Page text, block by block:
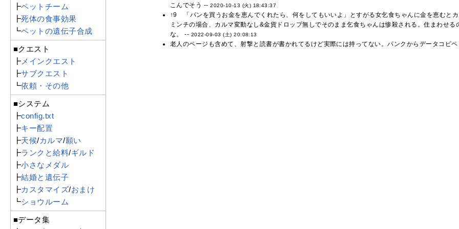
こんでそう --2020-10-13 (火) 18:43:37
↑9 「パンを買うお金を恵んでくれたら、何をしてもいいよ」とすがる女乞食ちゃんに金を恵むと
ミンチの場合、カルマ変動なし&金貨ドロップ無しでそのまま乞食ちゃんは惨殺される。住まわせ
な。 -- 2022-09-03 (土) 20:08:13
老人のページも含めて、射撃と読書が書かれてるけど実際には持ってない。パンクからデータコピ
┣ペットチーム
┣死体の食事効果
┗ペットの遺伝子合成
■クエスト
┣ メインクエスト
┣サブクエスト
┗依頼・その他
■システム
┣config.txt
┣キー配置
┣天候/カルマ/願い
┣ランクと給料/ギルド
┣小さなメダル
┣結婚と遺伝子
┣カスタマイズ/おまけ
┗ショウルーム
■データ集